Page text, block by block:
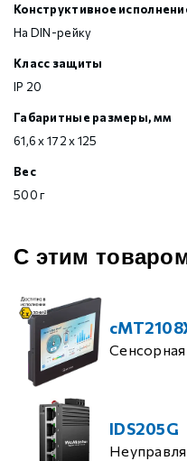
Конструктивное
На DIN-рейку
Класс защиты
IP 20
Габаритные размеры, мм
61,6 х 172 х 125
Вес
500 г
С этим
IDS205G